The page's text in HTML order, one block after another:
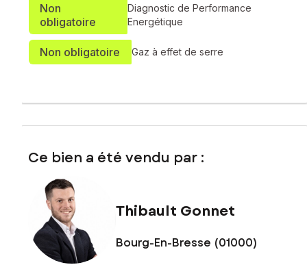
Non
obligatoire
Diagnostic de Performance
Energétique
Non obligatoire Gaz à effet de serre
Ce bien a été vendu par :
Thibault Gonnet
Bourg-En-Bresse (01000)